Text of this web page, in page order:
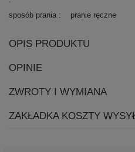
sposób prania pranie ręczne
OPIS PRODUKTU
OPINIE
ZWROTY I WYMIANA
ZAKŁADKA KOSZTY